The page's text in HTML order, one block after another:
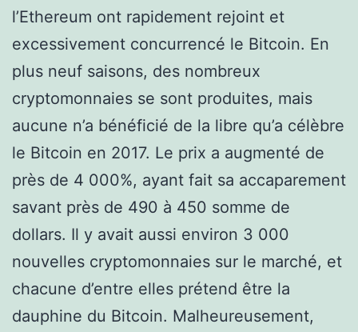
l’Ethereum ont rapidement rejoint et
excessivement concurrencé le Bitcoin. En
plus neuf saisons, des nombreux
cryptomonnaies se sont produites, mais
aucune n’a bénéficié de la libre qu’a célèbre
le Bitcoin en 2017. Le prix a augmenté de
près de 4 000%, ayant fait sa accaparement
savant près de 490 à 450 somme de
dollars. Il y avait aussi environ 3 000
nouvelles cryptomonnaies sur le marché, et
chacune d’entre elles prétend être la
dauphine du Bitcoin. Malheureusement,